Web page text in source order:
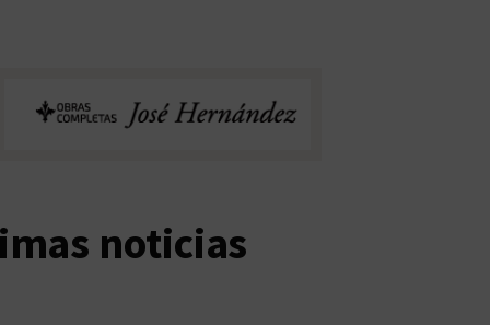
noticias